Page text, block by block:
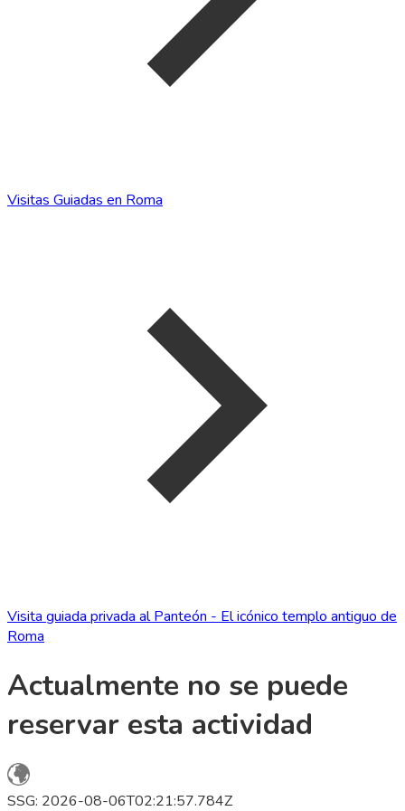
Visitas Guiadas en Roma
Visita guiada privada al Panteón - El icónico templo antiguo de
Roma
Actualmente no se puede
reservar esta actividad
SSG: 2026-08-06T02:21:57.784Z